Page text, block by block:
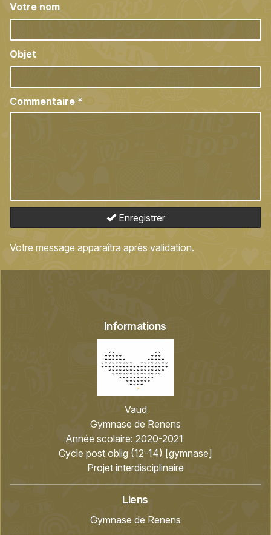
Votre nom
Objet
Commentaire *
Enregistrer
Votre message apparaîtra après validation.
Informations
Vaud
Gymnase de Renens
Année scolaire: 2020-2021
Cycle post oblig (12-14) [gymnase]
Projet interdisciplinaire
Liens
Gymnase de Renens